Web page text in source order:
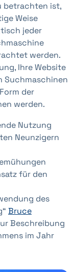
betrachten ist,
Weise
jeder
werden.
Ihre Website
Suchmaschinen
der
werden.
Nutzung
Neunzigern
für den
des
Bruce
Beschreibung
im Jahr